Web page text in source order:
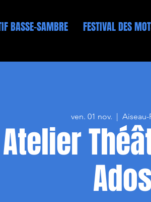
BASSE-SAMBRE FESTIVAL DES
ven. 01 nov.
  |
Aiseau-
Atelier